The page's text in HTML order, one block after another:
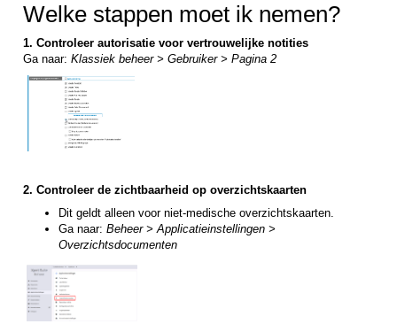
Welke stappen moet ik nemen?
1. Controleer autorisatie voor vertrouwelijke notities
Ga naar: Klassiek beheer > Gebruiker > Pagina 2
2. Controleer de zichtbaarheid op overzichtskaarten
Dit geldt alleen voor niet-medische overzichtskaarten.
Ga naar: Beheer > Applicatieinstellingen >
Overzichtsdocumenten